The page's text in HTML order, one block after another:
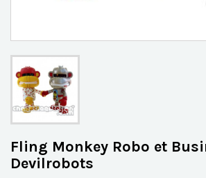
Fling Monkey Robo et
Devilrobots